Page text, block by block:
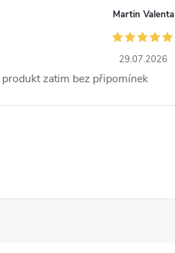
Martin Valenta
29.07.2026
zatim bez připomínek